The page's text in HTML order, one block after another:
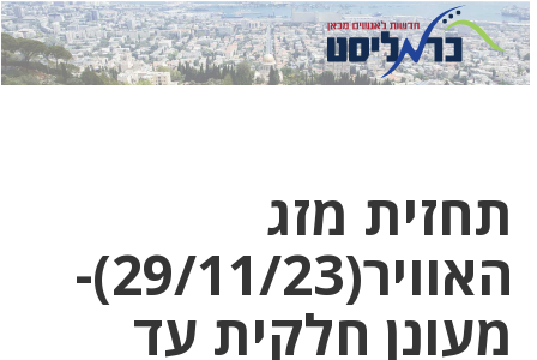
לחץ
כאן
לחץ
כדי
תחזית מזג
האוויר(29/11/23)-
מעונן חלקית עד